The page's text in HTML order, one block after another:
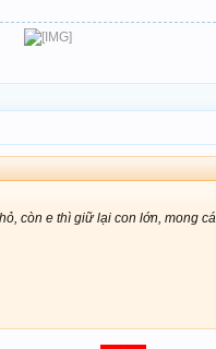
67 76
còn e thì giữ lại con lớn, mong